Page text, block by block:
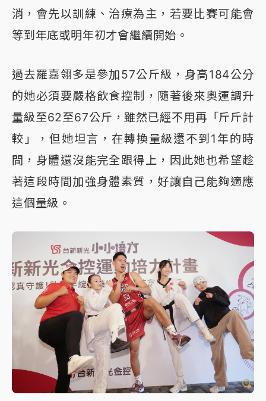
消，會先以訓練、治療為主，若要比賽可能會
等到年底或明年初才會繼續開始。
過去羅嘉翎多是參加57公斤級，身高184公分
的她必須要嚴格飲食控制，隨著後來奧運調升
量級至62至67公斤，雖然已經不用再「斤斤計
較」，但她坦言，在轉換量級還不到1年的時
間，身體還沒能完全跟得上，因此她也希望趁
著這段時間加強身體素質，好讓自己能夠適應
這個量級。